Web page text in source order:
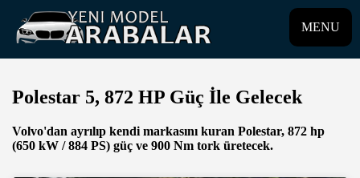
MENU
Polestar 5, 872 HP Güç İle Gelecek
Volvo'dan ayrılıp kendi markasını kuran Polestar, 872 hp
(650 kW / 884 PS) güç ve 900 Nm tork üretecek.